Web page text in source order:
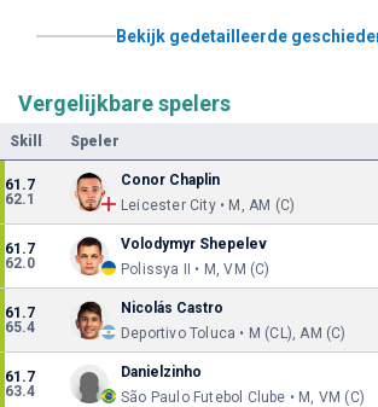
Bekijk gedetailleerde
Vergelijkbare spelers
Skill Speler
61.7
62.1
Conor Chaplin
Leicester City • M, AM (C)
61.7
62.0
Volodymyr Shepelev
Polissya II • M, VM (C)
61.7
65.4
Nicolás Castro
Deportivo Toluca • M (CL), AM (C)
61.7
63.4
Danielzinho
São Paulo Futebol Clube • M, VM (C)